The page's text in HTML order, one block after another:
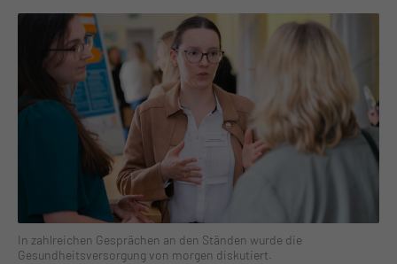
In zahlreichen Gesprächen an den Ständen wurde die
Gesundheitsversorgung von morgen diskutiert.